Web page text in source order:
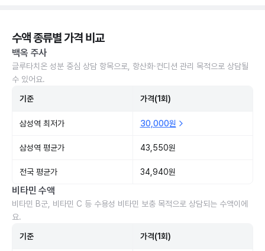
수액 종류별 가격 비교
백옥 주사
글루타치온 성분 중심 상담 항목으로, 항산화·컨디션 관리 목적으로 상담될
수 있어요.
기준 가격(1회)
삼성역 최저가 30,000원
삼성역 평균가 43,550원
전국 평균가 34,940원
비타민 수액
비타민 B군, 비타민 C 등 수용성 비타민 보충 목적으로 상담되는 수액이에
요.
기준 가격(1회)